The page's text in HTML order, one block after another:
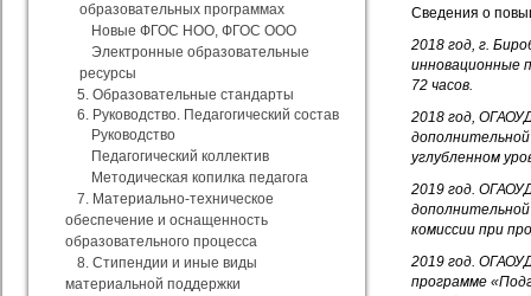
образовательных программах
Новые ФГОС НОО, ФГОС ООО
Электронные образовательные
ресурсы
5. Образовательные стандарты
6. Руководство. Педагогический состав
Руководство
Педагогический коллектив
Методическая копилка педагога
7. Материально-техническое
обеспечение и оснащенность
образовательного процесса
8. Стипендии и иные виды
материальной поддержки
Сведения о
2018 год, г.
инновационные
72 часов.
2018 год,
углубленном
2019 год.
комиссии при
2019 год.
программе